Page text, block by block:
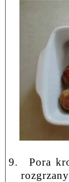
9.
Pora